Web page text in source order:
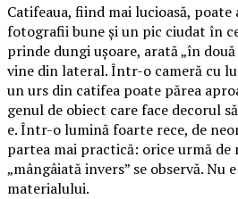
Catifeaua, fiind mai lucioasă,
fotografii bune și un pic ciudat în
prinde dungi ușoare, arată „în
vine din lateral. Într-o cameră cu
un urs din catifea poate părea
genul de obiect care face decorul
e. Într-o lumină foarte rece, de
partea mai practică: orice urmă de
„mângâiată invers” se observă. Nu
materialului.